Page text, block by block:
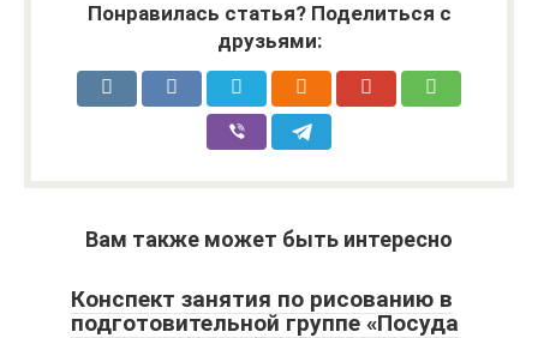
Понравилась статья? Поделиться с
друзьями:
Вам также может быть интересно
Конспект занятия по рисованию в
подготовительной группе «Посуда